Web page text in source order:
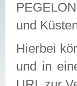
und
Hierbei
und in